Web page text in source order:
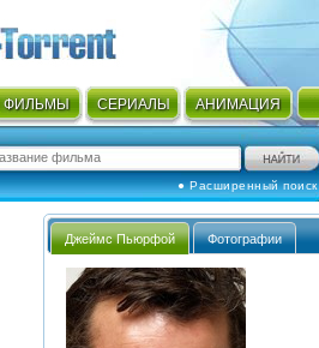
ФИЛЬМЫ СЕРИАЛЫ АНИМАЦИЯ
● Расширенный поиск
Джеймс Пьюрфой Фотографии